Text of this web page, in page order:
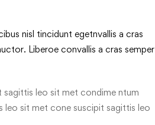
nisl tincidunt egetnvallis a cras
Liberoe convallis a cras semper
sagittis leo sit met condime ntum
leo sit met cone suscipit sagittis leo